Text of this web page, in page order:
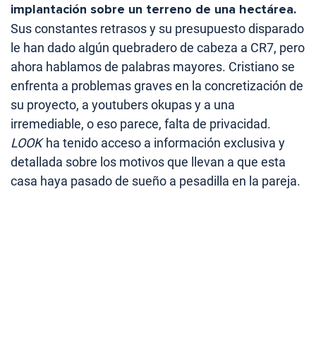
implantación sobre un terreno de una hectárea.
Sus constantes retrasos y su presupuesto disparado
le han dado algún quebradero de cabeza a CR7, pero
ahora hablamos de palabras mayores. Cristiano se
enfrenta a problemas graves en la concretización de
su proyecto, a youtubers okupas y a una
irremediable, o eso parece, falta de privacidad.
LOOKha tenido acceso a información exclusiva y
detallada sobre los motivos que llevan a que esta
casa haya pasado de sueño a pesadilla en la pareja.